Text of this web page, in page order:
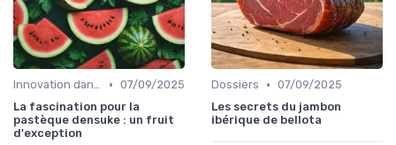
Innovation dans la food • 07/09/2025
La fascination pour la
pastèque densuke : un fruit
d'exception
Dossiers • 07/09/2025
Les secrets du jambon
ibérique de bellota